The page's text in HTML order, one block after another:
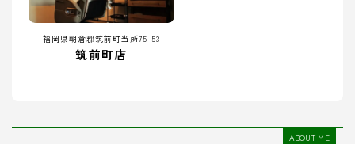
福岡県朝倉郡筑前町当所75-53
筑前町店
ABOUT ME